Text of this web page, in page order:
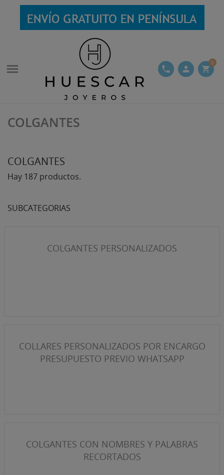
 phone person shopping_cart
0
COLGANTES
COLGANTES
Hay 187 productos.
SUBCATEGORIAS
COLGANTES PERSONALIZADOS
COLLARES PERSONALIZADOS POR ENCARGO
PRESUPUESTO PREVIO WHATSAPP
COLGANTES CON NOMBRES Y PALABRAS
RECORTADOS